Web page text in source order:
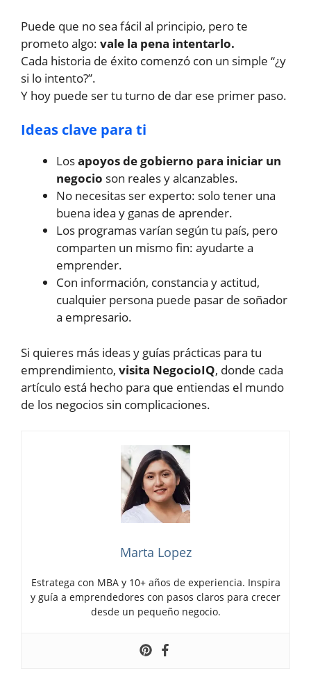
Puede que no sea fácil al principio, pero te
prometo algo: vale la pena intentarlo.
Cada historia de éxito comenzó con un simple “¿y
si lo intento?”.
Y hoy puede ser tu turno de dar ese primer paso.
Ideas clave para ti
Losapoyos de gobierno para iniciar un
negocio son reales y alcanzables.
No necesitas ser experto: solo tener una
buena idea y ganas de aprender.
Los programas varían según tu país, pero
comparten un mismo fin: ayudarte a
emprender.
Con información, constancia y actitud,
cualquier persona puede pasar de soñador
a empresario.
Si quieres más ideas y guías prácticas para tu
emprendimiento, visita NegocioIQ, donde cada
artículo está hecho para que entiendas el mundo
de los negocios sin complicaciones.
Marta Lopez
Estratega con MBA y 10+ años de experiencia. Inspira
y guía a emprendedores con pasos claros para crecer
desde un pequeño negocio.